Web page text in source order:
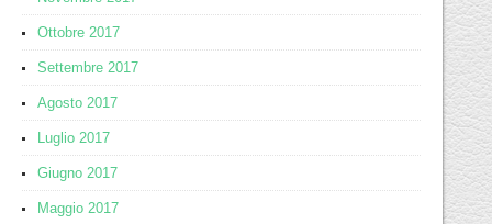
Ottobre 2017
Settembre 2017
Agosto 2017
Luglio 2017
Giugno 2017
Maggio 2017